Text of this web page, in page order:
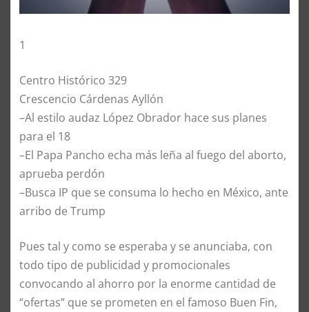
1
Centro Histórico 329
Crescencio Cárdenas Ayllón
–Al estilo audaz López Obrador hace sus planes
para el 18
–El Papa Pancho echa más leña al fuego del aborto,
aprueba perdón
–Busca IP que se consuma lo hecho en México, ante
arribo de Trump
Pues tal y como se esperaba y se anunciaba, con
todo tipo de publicidad y promocionales
convocando al ahorro por la enorme cantidad de
“ofertas” que se prometen en el famoso Buen Fin,